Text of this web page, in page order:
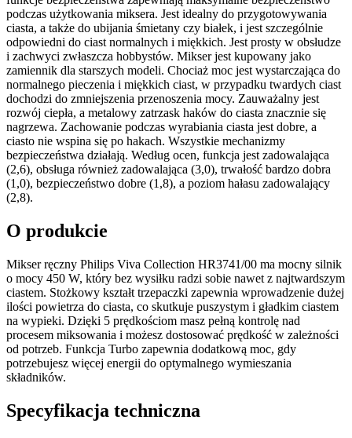
podczas użytkowania miksera. Jest idealny do przygotowywania
ciasta, a także do ubijania śmietany czy białek, i jest szczególnie
odpowiedni do ciast normalnych i miękkich. Jest prosty w obsłudze
i zachwyci zwłaszcza hobbystów. Mikser jest kupowany jako
zamiennik dla starszych modeli. Chociaż moc jest wystarczająca do
normalnego pieczenia i miękkich ciast, w przypadku twardych ciast
dochodzi do zmniejszenia przenoszenia mocy. Zauważalny jest
rozwój ciepła, a metalowy zatrzask haków do ciasta znacznie się
nagrzewa. Zachowanie podczas wyrabiania ciasta jest dobre, a
ciasto nie wspina się po hakach. Wszystkie mechanizmy
bezpieczeństwa działają. Według ocen, funkcja jest zadowalająca
(2,6), obsługa również zadowalająca (3,0), trwałość bardzo dobra
(1,0), bezpieczeństwo dobre (1,8), a poziom hałasu zadowalający
(2,8).
O produkcie
Mikser ręczny Philips Viva Collection HR3741/00 ma mocny silnik
o mocy 450 W, który bez wysiłku radzi sobie nawet z najtwardszym
ciastem. Stożkowy kształt trzepaczki zapewnia wprowadzenie dużej
ilości powietrza do ciasta, co skutkuje puszystym i gładkim ciastem
na wypieki. Dzięki 5 prędkościom masz pełną kontrolę nad
procesem miksowania i możesz dostosować prędkość w zależności
od potrzeb. Funkcja Turbo zapewnia dodatkową moc, gdy
potrzebujesz więcej energii do optymalnego wymieszania
składników.
Specyfikacja techniczna